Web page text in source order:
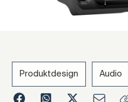
Produktdesign Audio